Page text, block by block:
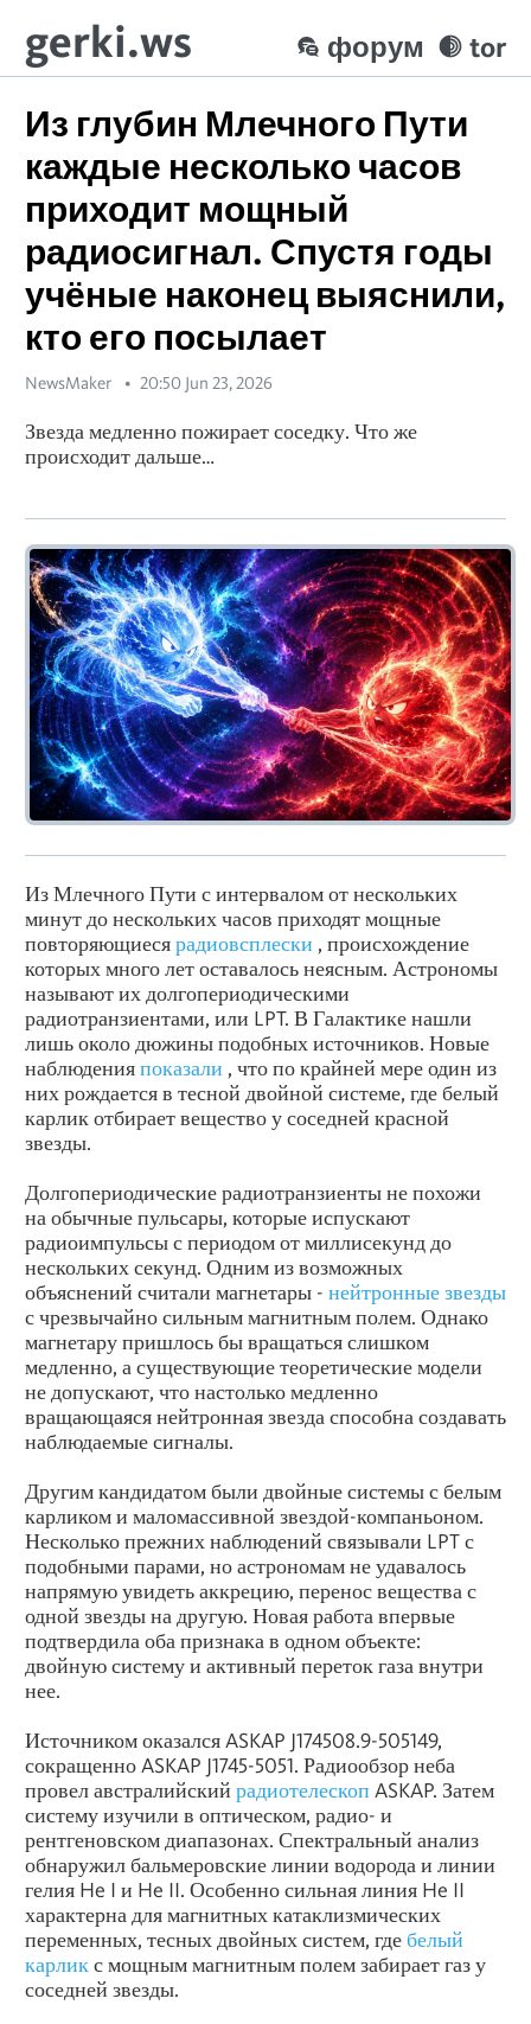
gerki.ws tor
форум
Из глубин Млечного Пути
каждые несколько часов
приходит мощный
радиосигнал. Спустя годы
учёные наконец выяснили,
кто его посылает
NewsMaker 20:50 Jun 23, 2026
Звезда медленно пожирает соседку. Что же
происходит дальше…
Из Млечного Пути с интервалом от нескольких
минут до нескольких часов приходят мощные
повторяющиесярадиовсплески , происхождение
которых много лет оставалось неясным. Астрономы
называют их долгопериодическими
радиотранзиентами, или LPT. В Галактике нашли
лишь около дюжины подобных источников. Новые
наблюденияпоказали , что по крайней мере один из
них рождается в тесной двойной системе, где белый
карлик отбирает вещество у соседней красной
звезды.
Долгопериодические радиотранзиенты не похожи
на обычные пульсары, которые испускают
радиоимпульсы с периодом от миллисекунд до
нескольких секунд. Одним из возможных
объяснений считали магнетары - нейтронные звезды
с чрезвычайно сильным магнитным полем. Однако
магнетару пришлось бы вращаться слишком
медленно, а существующие теоретические модели
не допускают, что настолько медленно
вращающаяся нейтронная звезда способна создавать
наблюдаемые сигналы.
Другим кандидатом были двойные системы с белым
карликом и маломассивной звездой-компаньоном.
Несколько прежних наблюдений связывали LPT с
подобными парами, но астрономам не удавалось
напрямую увидеть аккрецию, перенос вещества с
одной звезды на другую. Новая работа впервые
подтвердила оба признака в одном объекте:
двойную систему и активный переток газа внутри
нее.
Источником оказался ASKAP J174508.9-505149,
сокращенно ASKAP J1745-5051. Радиообзор неба
провел австралийский радиотелескоп ASKAP. Затем
систему изучили в оптическом, радио- и
рентгеновском диапазонах. Спектральный анализ
обнаружил бальмеровские линии водорода и линии
гелия He I и He II. Особенно сильная линия He II
характерна для магнитных катаклизмических
переменных, тесных двойных систем, гдебелый
карликс мощным магнитным полем забирает газ у
соседней звезды.